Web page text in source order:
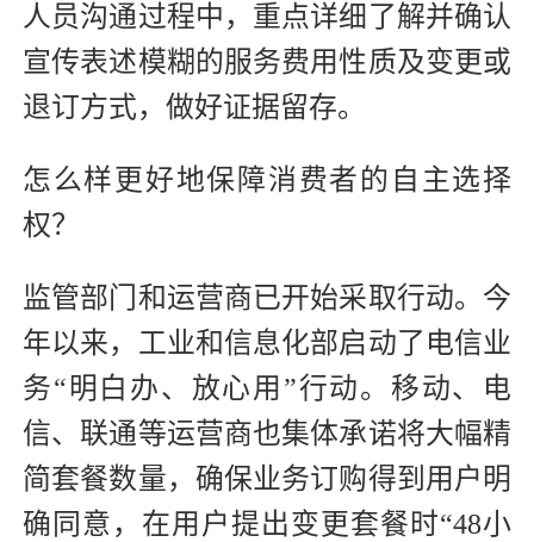
人员沟通过程中，重点详细了解并确认
宣传表述模糊的服务费用性质及变更或
退订方式，做好证据留存。
怎么样更好地保障消费者的自主选择
权？
监管部门和运营商已开始采取行动。今
年以来，工业和信息化部启动了电信业
务“明白办、放心用”行动。移动、电
信、联通等运营商也集体承诺将大幅精
简套餐数量，确保业务订购得到用户明
确同意，在用户提出变更套餐时“48小